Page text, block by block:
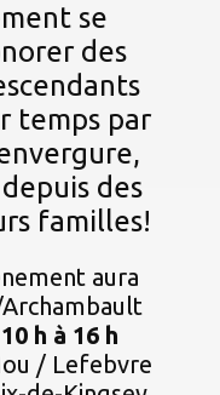
se
des
temps par
des
familles!
aura
h à 16 h
/ Lefebvre